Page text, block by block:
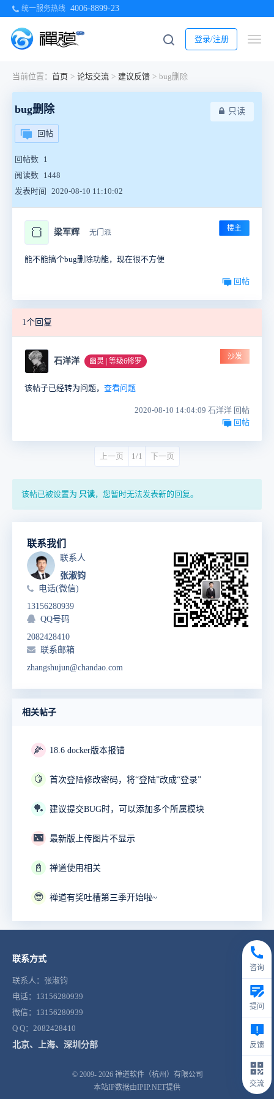
统一服务热线 4006-8899-23
登录/注册
当前位置： 首页 > 论坛交流 > 建议反馈 > bug删除
只读
bug删除
回帖
回帖数 1
阅读数 1448
发表时间
2020-08-10 11:10:02
🍞 梁军辉 无门派 楼主
能不能搞个bug删除功能，现在很不方便
回帖
1个回复
石洋洋 幽灵 | 等级6修罗
沙发
该帖子已经转为问题， 查看问题
2020-08-10 14:04:09 石洋洋 回帖
回帖
上一页 1/1 下一页
该帖已被设置为 只读，您暂时无法发表新的回复。
联系我们
联系人
张淑钧
电话(微信)
13156280939
QQ号码
2082428410
联系邮箱
zhangshujun@chandao.com
相关帖子
🌽 18.6 docker版本报错
🍋 首次登陆修改密码，将“登陆”改成“登录”
🏓 建议提交BUG时，可以添加多个所属模块
🌃 最新版上传图片不显示
📓 禅道使用相关
😎 禅道有奖吐槽第三季开始啦~
联系方式
联系人：张淑钧
电话：13156280939
微信：13156280939
Q Q：2082428410
北京、上海、深圳分部
© 2009- 2026 禅道软件（杭州）有限公司
本站IP数据由IPIP.NET提供
咨询
提问
反馈
交流